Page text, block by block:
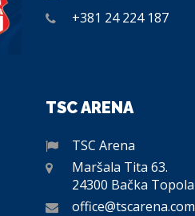
+381 24 224 187
TSC ARENA
TSC Arena
Maršala Tita 63.
24300 Bačka Topola
office@tscarena.com